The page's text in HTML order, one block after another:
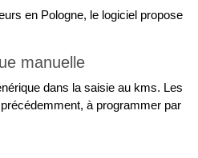
en Pologne, le logiciel propose
manuelle
dans la saisie au kms. Les
à programmer par